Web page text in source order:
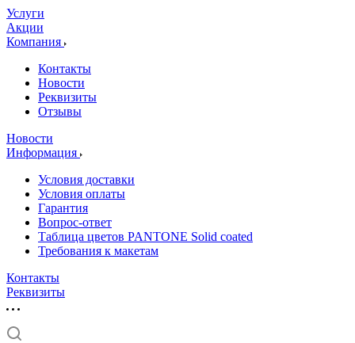
Услуги
Акции
Компания
Контакты
Новости
Реквизиты
Отзывы
Новости
Информация
Условия доставки
Условия оплаты
Гарантия
Вопрос-ответ
Таблица цветов PANTONE Solid coated
Требования к макетам
Контакты
Реквизиты